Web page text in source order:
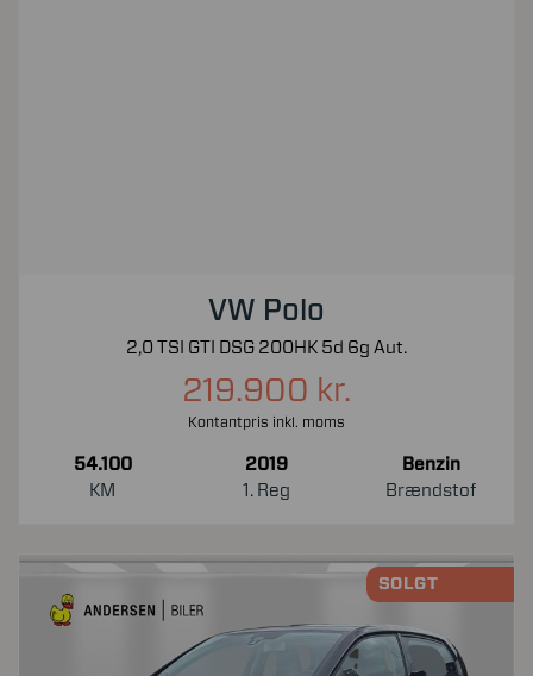
VW Polo
2,0 TSI GTI DSG 200HK 5d 6g Aut.
219.900 kr.
Kontantpris inkl. moms
54.100
KM
2019
1. Reg
Benzin
Brændstof
SOLGT